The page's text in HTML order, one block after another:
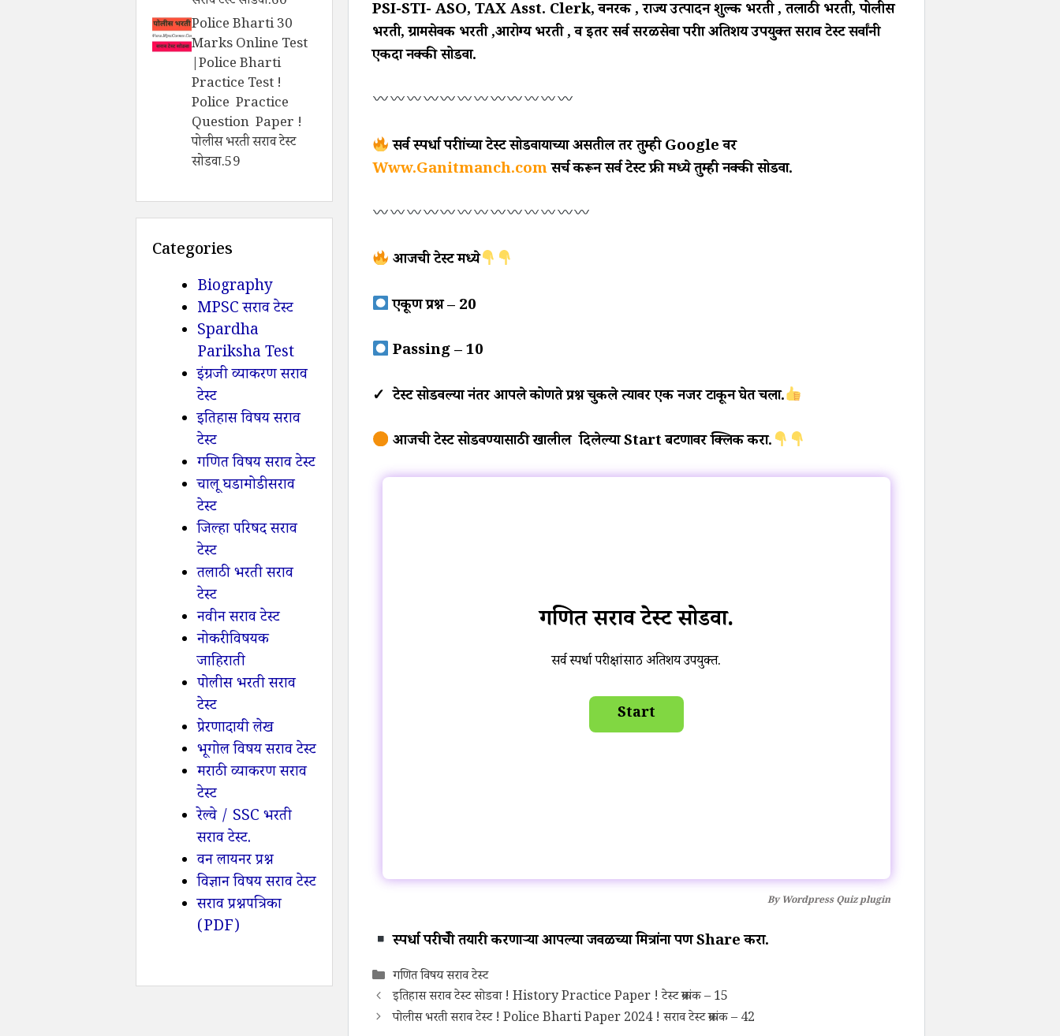
PSI-STI- ASO, TAX Asst. Clerk, वनरक्षक , राज्य उत्पादन शुल्क भरती , तलाठी भरती, पोलीस
भरती, ग्रामसेवक भरती ,आरोग्य भरती , व इतर सर्व सरळसेवा परीक्षा अतिशय उपयुक्त सराव टेस्ट सर्वांनी
एकदा नक्की सोडवा.
सर्व स्पर्धा परीक्षांच्या टेस्ट सोडवायाच्या असतील तर तुम्ही Google वर
Www.Ganitmanch.comसर्च करून सर्व टेस्ट फ्री मध्ये तुम्ही नक्की सोडवा.
आजची टेस्ट मध्ये
एकूण प्रश्न – 20
Passing – 10
✓ टेस्ट सोडवल्या नंतर आपले कोणते प्रश्न चुकले त्यावर एक नजर टाकून घेत चला.
आजची टेस्ट सोडवण्यासाठी खालील दिलेल्या Start बटणावर क्लिक करा.
गणित सराव टेस्ट सोडवा.
सर्व स्पर्धा परीक्षांसाठी अतिशय उपयुक्त.
ByWordpress Quiz plugin
स्पर्धा परीक्षेची तयारी करणाऱ्या आपल्या जवळच्या मित्रांना पण Share करा.
Categories
गणित विषय सराव टेस्ट
इतिहास सराव टेस्ट सोडवा ! History Practice Paper ! टेस्ट क्रमांक – 15
पोलीस भरती सराव टेस्ट ! Police Bharti Paper 2024 ! सराव टेस्ट क्रमांक – 42
Police Bharti 30
Marks Online Test
|Police Bharti
Practice Test !
Police Practice
Question Paper !
पोलीस भरती सराव टेस्ट
सोडवा.59
Categories
Biography
MPSC सराव टेस्ट
Spardha
Pariksha Test
इंग्रजी व्याकरण सराव
टेस्ट
इतिहास विषय सराव
टेस्ट
गणित विषय सराव टेस्ट
चालू घडामोडी सराव
टेस्ट
जिल्हा परिषद सराव
टेस्ट
तलाठी भरती सराव
टेस्ट
नवीन सराव टेस्ट
नोकरी विषयक
जाहिराती
पोलीस भरती सराव
टेस्ट
प्रेरणादायी लेख
भूगोल विषय सराव टेस्ट
मराठी व्याकरण सराव
टेस्ट
रेल्वे / SSC भरती
सराव टेस्ट.
वन लायनर प्रश्न
विज्ञान विषय सराव टेस्ट
सराव प्रश्नपत्रिका
(PDF)